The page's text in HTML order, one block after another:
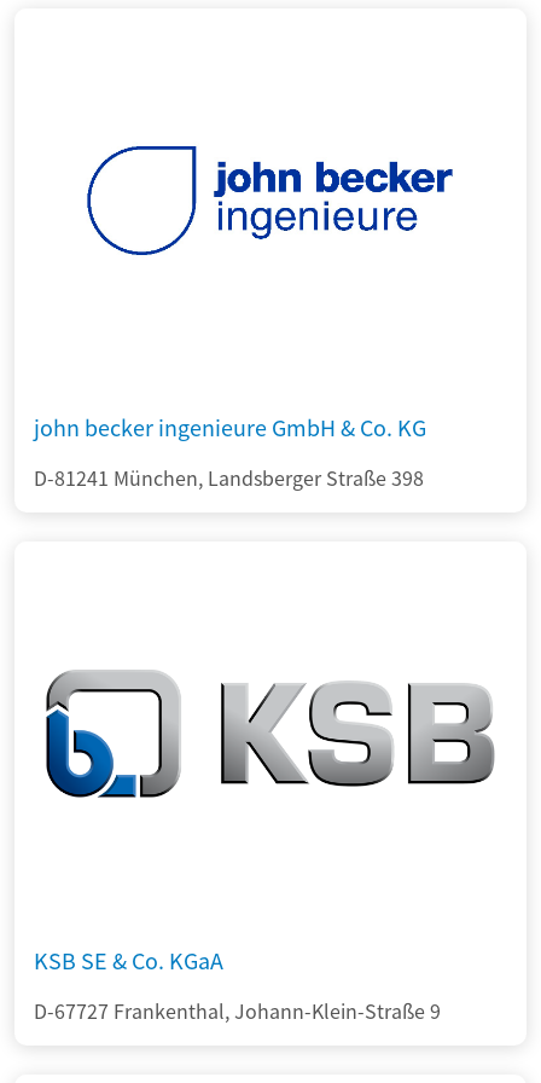
john becker ingenieure GmbH & Co. KG
D-81241 München, Landsberger Straße 398
KSB SE & Co. KGaA
D-67727 Frankenthal, Johann-Klein-Straße 9